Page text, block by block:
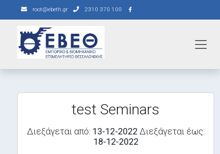
root@ebeth.gr 2310 370 100
test Seminars
Διεξάγεται από: 13-12-2022 Διεξάγεται έως:
18-12-2022